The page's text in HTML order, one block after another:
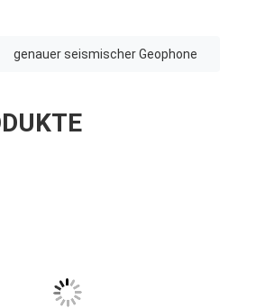
genauer seismischer Geophone